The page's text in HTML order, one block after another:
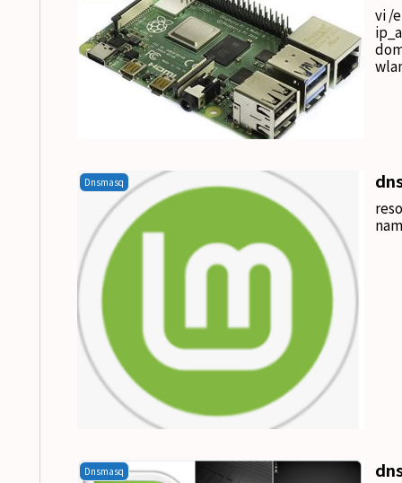
vi /
Dnsmasq
Dnsmasq